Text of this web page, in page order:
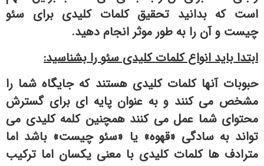
است که بدانید تحقیق کلمات کلیدی برای سئو
چیست و آن را به طور موثر انجام دهید.
ابتدا باید انواع کلمات کلیدی سئو را بشناسید:
حبوبات آنها کلمات کلیدی هستند که جایگاه شما را
مشخص می کنند و به عنوان پایه ای برای گسترش
محتوای شما عمل می کنند همچنین کلمه کلیدی می
تواند به سادگی «قهوه» یا «سئو چیست» باشد اما
مترادف ها کلمات کلیدی با معنی یکسان اما ترکیب